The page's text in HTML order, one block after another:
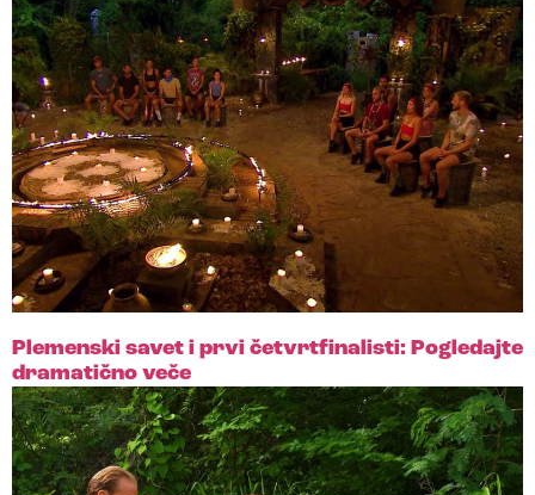
Plemenski savet i prvi četvrtfinalisti: Pogledajte
dramatično veče